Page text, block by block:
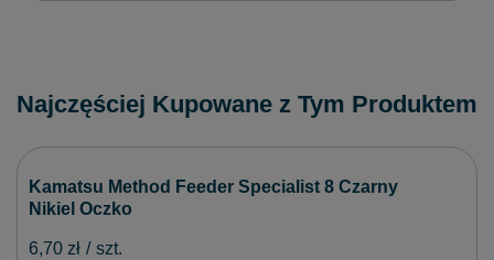
Najczęściej Kupowane z Tym Produktem
Kamatsu Method Feeder Specialist 8 Czarny
Nikiel Oczko
6,70 zł / szt.